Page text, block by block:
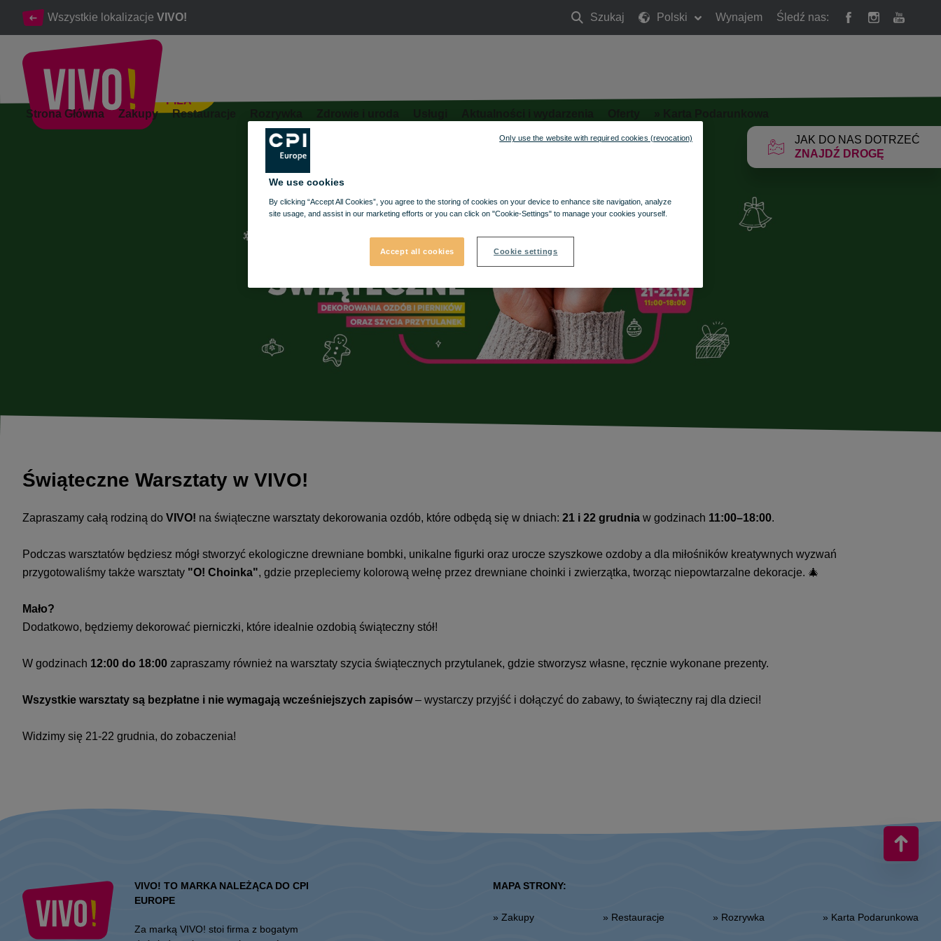
Wszystkie lokalizacje VIVO! Szukaj
Szukaj
Polski Wynajem Śledź nas:
JAK DO NAS DOTRZEĆ
ZNAJDŹ DROGĘ
PIŁA
Strona Główna Zakupy Restauracje
Świąteczne Warsztaty w VIVO!
Świąteczne Warsztaty w VIVO!
Zapraszamy całą rodziną do VIVO! na świąteczne warsztaty dekorowania ozdób, które odbędą się w dniach: 21 i 22 grudnia w godzinach 11:00–18:00.
Podczas warsztatów będziesz mógł stworzyć ekologiczne drewniane bombki, unikalne figurki oraz urocze szyszkowe ozdoby a dla miłośników kreatywnych wyzwań
przygotowaliśmy także warsztaty "O! Choinka", gdzie przepleciemy kolorową wełnę przez drewniane choinki i zwierzątka, tworząc niepowtarzalne dekoracje. 🎄
Mało?
Dodatkowo, będziemy dekorować pierniczki, które idealnie ozdobią świąteczny stół!
W godzinach 12:00 do 18:00 zapraszamy również na warsztaty szycia świątecznych przytulanek, gdzie stworzysz własne, ręcznie wykonane prezenty.
Wszystkie warsztaty są bezpłatne i nie wymagają wcześniejszych zapisów– wystarczy przyjść i dołączyć do zabawy, to świąteczny raj dla dzieci!
Widzimy się 21-22 grudnia, do zobaczenia!
VIVO! TO MARKA NALEŻĄCA DO CPI
EUROPE
Za marką VIVO! stoi firma z bogatym
MAPA STRONY:
» Zakupy » Restauracje » Rozrywka » Karta Podarunkowa
We use cookies
By clicking “Accept All Cookies”, you agree to the storing of cookies on your device to enhance site navigation, analyze
site usage, and assist in our marketing efforts or you can click on "Cookie-Settings" to manage your cookies yourself.
Accept all cookies Cookie settings
Only use the website with required cookies (revocation)